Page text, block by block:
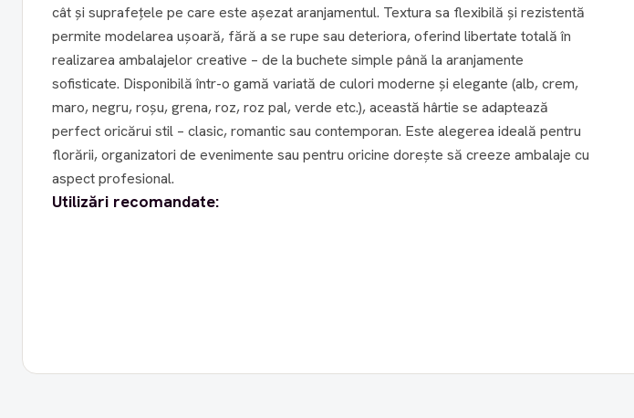
cât și suprafețele pe care este așezat aranjamentul. Textura sa flexibilă și rezistentă
permite modelarea ușoară, fără a se rupe sau deteriora, oferind libertate totală în
realizarea ambalajelor creative – de la buchete simple până la aranjamente
sofisticate. Disponibilă într-o gamă variată de culori moderne și elegante (alb, crem,
maro, negru, roșu, grena, roz, roz pal, verde etc.), această hârtie se adaptează
perfect oricărui stil – clasic, romantic sau contemporan. Este alegerea ideală pentru
florării, organizatori de evenimente sau pentru oricine dorește să creeze ambalaje cu
aspect profesional.
Utilizări recomandate: